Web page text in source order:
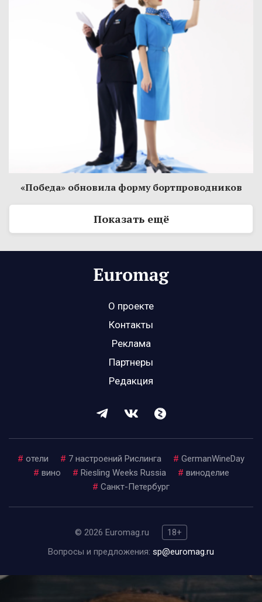
«Победа» обновила форму бортпроводников
Показать ещё
О проекте
Контакты
Реклама
Партнеры
Редакция
# отели # 7 настроений Рислинга # GermanWineDay
# вино # Riesling Weeks Russia # виноделие
# Санкт-Петербург
© 2026 Euromag.ru
18+
Вопросы и предложения: sp@euromag.ru